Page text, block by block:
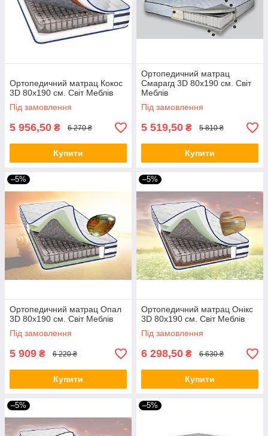
Ортопедичний матрац Кокос
3D 80х190 см. Світ Меблів
Під замовлення
5 956,50 ₴ 6 270 ₴
Купити
Ортопедичний матрац
Смарагд 3D 80х190 см. Світ
Меблів
Під замовлення
5 519,50 ₴ 5 810 ₴
Купити
–5%
Ортопедичний матрац Опал
3D 80х190 см. Світ Меблів
Під замовлення
5 909 ₴ 6 220 ₴
Купити
–5%
Ортопедичний матрац Онікс
3D 80х190 см. Світ Меблів
Під замовлення
6 298,50 ₴ 6 630 ₴
Купити
–5% –5%